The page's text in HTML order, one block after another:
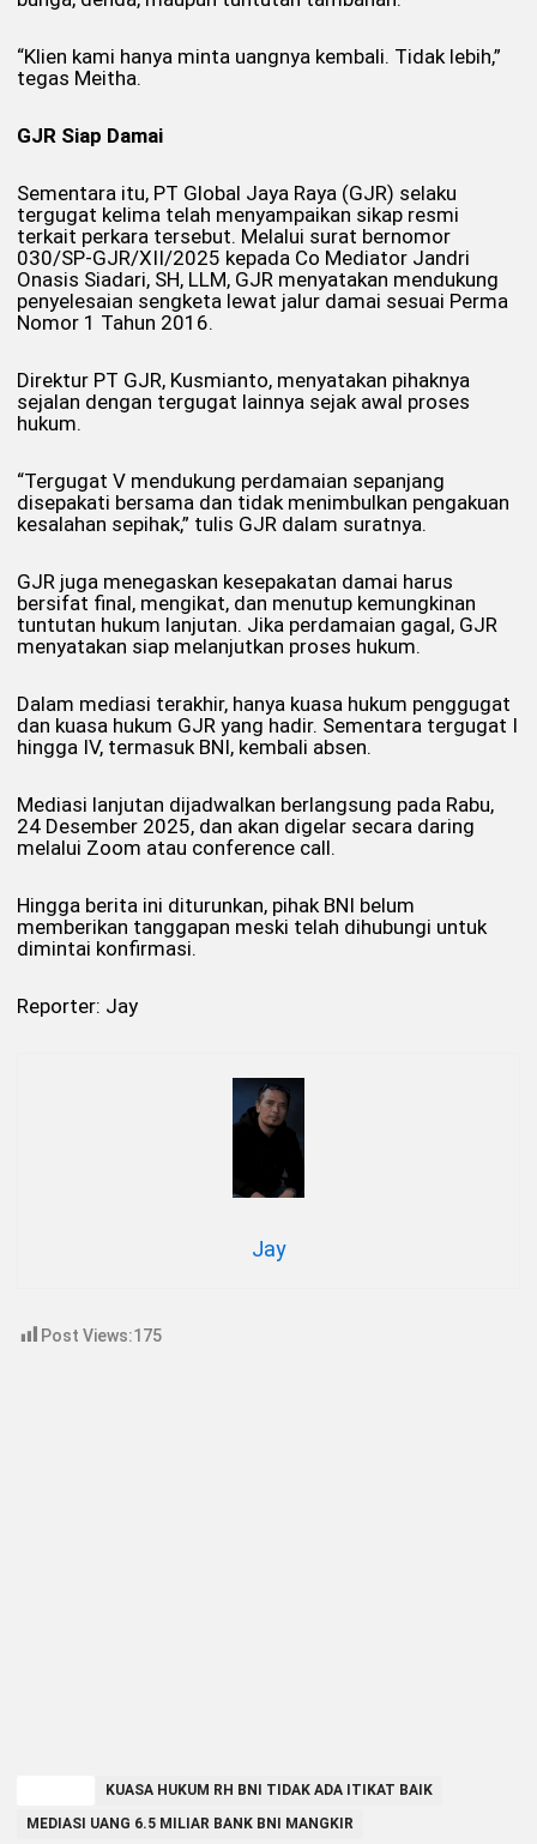
“Klien kami hanya minta uangnya kembali. Tidak lebih,”
tegas Meitha.
GJR Siap Damai
Sementara itu, PT Global Jaya Raya (GJR) selaku
tergugat kelima telah menyampaikan sikap resmi
terkait perkara tersebut. Melalui surat bernomor
030/SP-GJR/XII/2025 kepada Co Mediator Jandri
Onasis Siadari, SH, LLM, GJR menyatakan mendukung
penyelesaian sengketa lewat jalur damai sesuai Perma
Nomor 1 Tahun 2016.
Direktur PT GJR, Kusmianto, menyatakan pihaknya
sejalan dengan tergugat lainnya sejak awal proses
hukum.
“Tergugat V mendukung perdamaian sepanjang
disepakati bersama dan tidak menimbulkan pengakuan
kesalahan sepihak,” tulis GJR dalam suratnya.
GJR juga menegaskan kesepakatan damai harus
bersifat final, mengikat, dan menutup kemungkinan
tuntutan hukum lanjutan. Jika perdamaian gagal, GJR
menyatakan siap melanjutkan proses hukum.
Dalam mediasi terakhir, hanya kuasa hukum penggugat
dan kuasa hukum GJR yang hadir. Sementara tergugat I
hingga IV, termasuk BNI, kembali absen.
Mediasi lanjutan dijadwalkan berlangsung pada Rabu,
24 Desember 2025, dan akan digelar secara daring
melalui Zoom atau conference call.
Hingga berita ini diturunkan, pihak BNI belum
memberikan tanggapan meski telah dihubungi untuk
dimintai konfirmasi.
Reporter: Jay
Jay
Post Views:175
KUASA HUKUM RH BNI TIDAK ADA ITIKAT BAIK
MEDIASI UANG 6.5 MILIAR BANK BNI MANGKIR